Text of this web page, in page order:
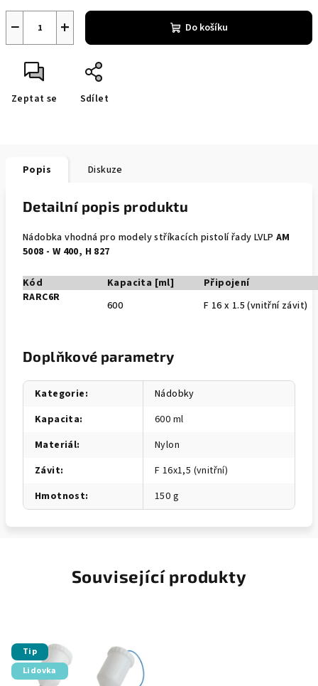
+
− Do košíku
Zeptat se Sdílet
Popis Diskuze
Detailní popis produktu
Nádobka vhodná pro modely stříkacích pistolí řady LVLP AM
5008 - W 400, H 827
Kód Kapacita [ml]
Připojení
RARC6R
600 F 16 x 1.5 (vnitřní závit)
Doplňkové parametry
Kategorie:
Nádobky
Kapacita:
600 ml
Materiál:
Nylon
Závit:
F 16x1,5 (vnitřní)
Hmotnost: 150 g
Související produkty
Tip
Lidovka